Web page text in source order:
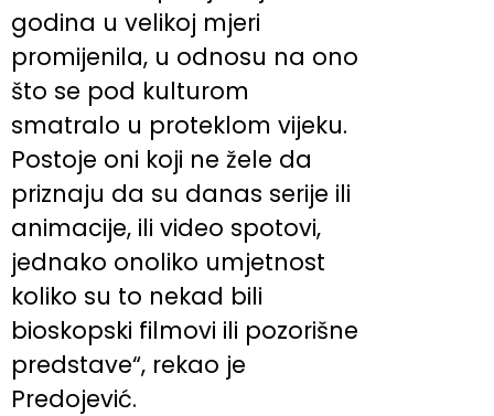
godina u velikoj mjeri
promijenila, u odnosu na ono
što se pod kulturom
smatralo u proteklom vijeku.
Postoje oni koji ne žele da
priznaju da su danas serije ili
animacije, ili video spotovi,
jednako onoliko umjetnost
koliko su to nekad bili
bioskopski filmovi ili pozorišne
predstave“, rekao je
Predojević.